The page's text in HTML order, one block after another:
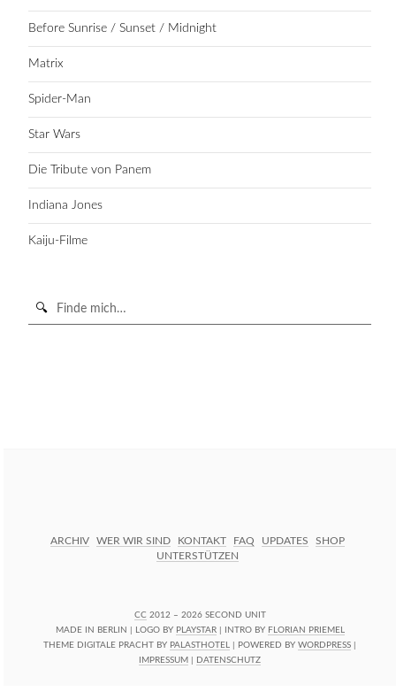
Before Sunrise / Sunset / Midnight
Matrix
Spider-Man
Star Wars
Die Tribute von Panem
Indiana Jones
Kaiju-Filme
Suche
ARCHIV WER WIR SIND KONTAKT FAQ UPDATES
SHOP
UNTERSTÜTZEN
CC 2012 – 2026 SECOND UNIT
MADE IN BERLIN | LOGO BY PLAYSTAR| INTRO BY FLORIAN PRIEMEL
THEME DIGITALE PRACHT BY PALASTHOTEL | POWERED BY WORDPRESS
IMPRESSUM
DATENSCHUTZ